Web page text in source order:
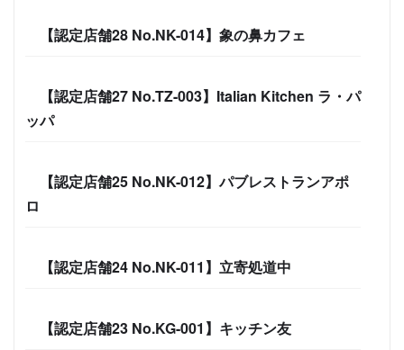
【認定店舗28 No.NK-014】象の鼻カフェ
【認定店舗27 No.TZ-003】Italian Kitchen ラ・パ
ッパ
【認定店舗25 No.NK-012】パブレストランアポ
ロ
【認定店舗24 No.NK-011】立寄処道中
【認定店舗23 No.KG-001】キッチン友